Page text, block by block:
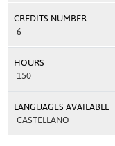
CREDITS NUMBER
6
HOURS
150
LANGUAGES AVAILABLE
CASTELLANO